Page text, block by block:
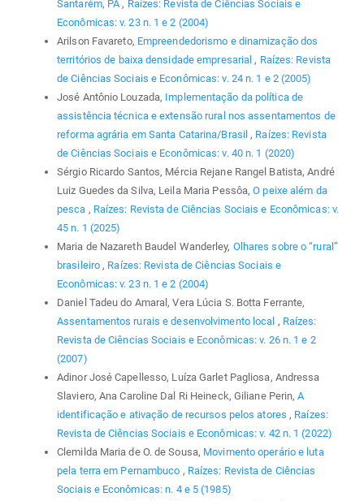
Santarém, PA, Raízes: Revista de Ciências Sociais e
Econômicas: v. 23 n. 1 e 2 (2004)
Arilson Favareto, Empreendedorismo e dinamização dos
territórios de baixa densidade empresarial, Raízes: Revista
de Ciências Sociais e Econômicas: v. 24 n. 1 e 2 (2005)
José Antônio Louzada, Implementação da política de
assistência técnica e extensão rural nos assentamentos de
reforma agrária em Santa Catarina/Brasil, Raízes: Revista
de Ciências Sociais e Econômicas: v. 40 n. 1 (2020)
Sérgio Ricardo Santos, Mércia Rejane Rangel Batista, André
Luiz Guedes da Silva, Leila Maria Pessôa,O peixe além da
pesca , Raízes: Revista de Ciências Sociais e Econômicas: v.
45 n. 1 (2025)
Maria de Nazareth Baudel Wanderley, Olhares sobre o “rural”
brasileiro, Raízes: Revista de Ciências Sociais e
Econômicas: v. 23 n. 1 e 2 (2004)
Daniel Tadeu do Amaral, Vera Lúcia S. Botta Ferrante,
Assentamentos rurais e desenvolvimento local , Raízes:
Revista de Ciências Sociais e Econômicas: v. 26 n. 1 e 2
(2007)
Adinor José Capellesso, Luíza Garlet Pagliosa, Andressa
Slaviero, Ana Caroline Dal Ri Heineck, Giliane Perin,A
identificação e ativação de recursos pelos atores, Raízes:
Revista de Ciências Sociais e Econômicas: v. 42 n. 1 (2022)
Clemilda Maria de O. de Sousa, Movimento operário e luta
pela terra em Pernambuco , Raízes: Revista de Ciências
Sociais e Econômicas: n. 4 e 5 (1985)